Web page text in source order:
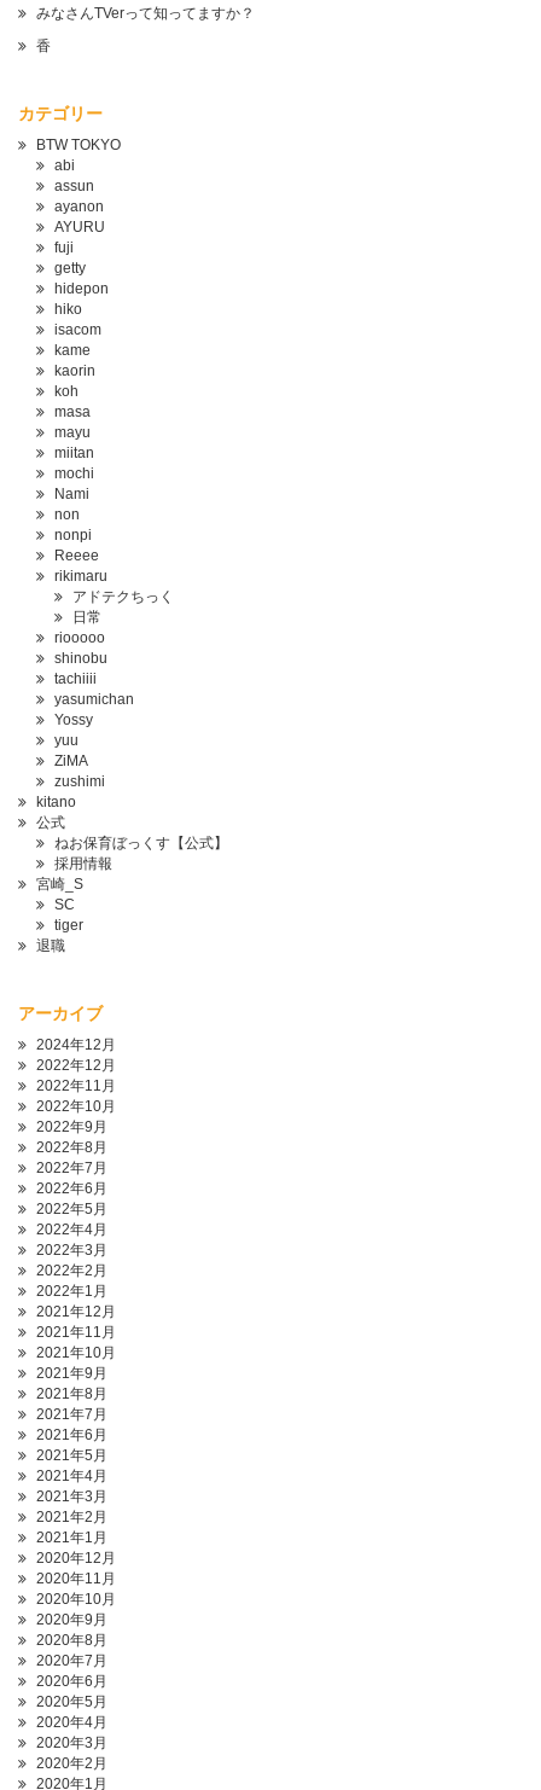
みなさんTVerって知ってますか？
香
カテゴリー
BTW TOKYO
abi
assun
ayanon
AYURU
fuji
getty
hidepon
hiko
isacom
kame
kaorin
koh
masa
mayu
miitan
mochi
Nami
non
nonpi
Reeee
rikimaru
アドテクちっく
日常
riooooo
shinobu
tachiiii
yasumichan
Yossy
yuu
ZiMA
zushimi
kitano
公式
ねお保育ぼっくす【公式】
採用情報
宮崎_S
SC
tiger
退職
アーカイブ
2024年12月
2022年12月
2022年11月
2022年10月
2022年9月
2022年8月
2022年7月
2022年6月
2022年5月
2022年4月
2022年3月
2022年2月
2022年1月
2021年12月
2021年11月
2021年10月
2021年9月
2021年8月
2021年7月
2021年6月
2021年5月
2021年4月
2021年3月
2021年2月
2021年1月
2020年12月
2020年11月
2020年10月
2020年9月
2020年8月
2020年7月
2020年6月
2020年5月
2020年4月
2020年3月
2020年2月
2020年1月